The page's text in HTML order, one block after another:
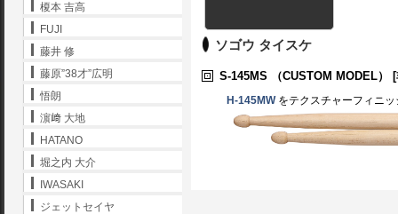
ソゴウ タイスケ
S-145MS （CUSTOM MODEL）
H-145MW をテクスチャーフィニ
榎本 吉高
FUJI
藤井 修
藤原”38才”広明
悟朗
濵﨑 大地
HATANO
堀之内 大介
IWASAKI
ジェットセイヤ